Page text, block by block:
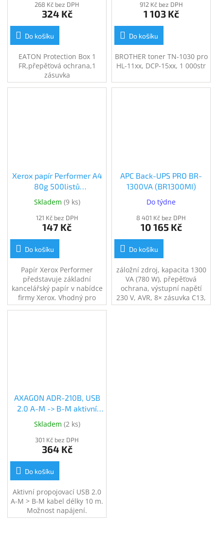
268 Kč bez DPH
324 Kč
Do košíku
EATON Protection Box 1
FR,přepěťová ochrana,1
zásuvka
912 Kč bez DPH
1 103 Kč
Do košíku
BROTHER toner TN-1030 pro
HL-11xx, DCP-15xx, 1 000str
Xerox papír Performer A4
80g 500listů
Skladem (9 ks)
121 Kč bez DPH
147 Kč
Do košíku
Papír Xerox Performer
představuje základní
kancelářský papír v nabídce
firmy Xerox. Vhodný pro
každodenní použití v
APC Back-UPS PRO BR-
1300VA (BR1300MI)
Do týdne
8 401 Kč bez DPH
10 165 Kč
Do košíku
záložní zdroj, kapacita 1300
VA (780 W), přepěťová
ochrana, výstupní napětí
230 V, AVR, 8× zásuvka C13,
zajistí napájení při výpadku
AXAGON ADR-210B, USB
2.0 A-M -> B-M aktivní
propojovací / repeater
kabel, 10m (ADR-210B)
Skladem (2 ks)
301 Kč bez DPH
364 Kč
Do košíku
Aktivní propojovací USB 2.0
A-M > B-M kabel délky 10 m.
Možnost napájení.